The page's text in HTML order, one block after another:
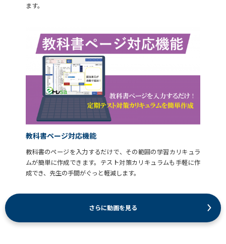
ます。
教科書ページ対応機能
教科書のページを入力するだけで、その範囲の学習カリキュラ
ムが簡単に作成できます。テスト対策カリキュラムも手軽に作
成でき、先生の手間がぐっと軽減します。
さらに動画を見る